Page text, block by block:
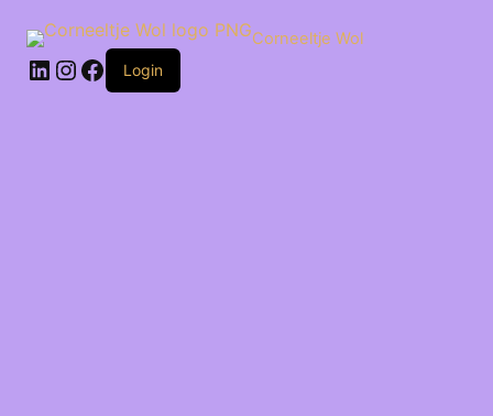
naar
inhoud
Corneeltje Wol
LinkedIn
Instagram
Facebook
Login